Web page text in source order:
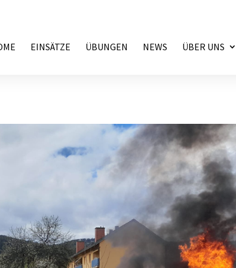
EINSÄTZE ÜBUNGEN NEWS ÜBER UNS